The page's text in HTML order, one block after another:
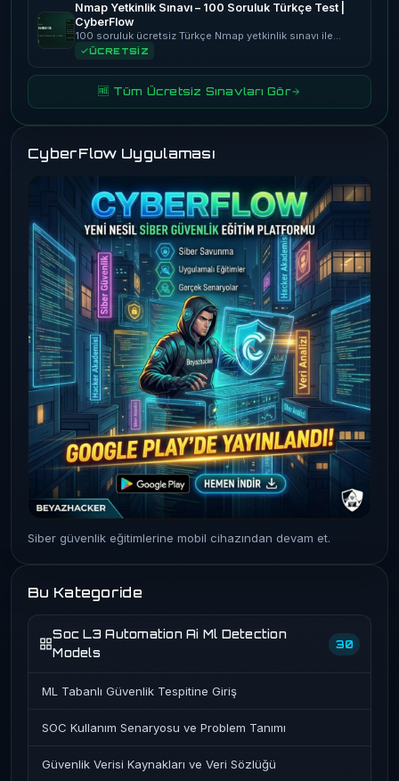
Nmap Yetkinlik Sınavı – 100 Soruluk Türkçe Test |
CyberFlow
100 soruluk ücretsiz Türkçe Nmap yetkinlik sınavı ile…
ÜCRETSİZ
🆓 Tüm Ücretsiz Sınavları Gör
CyberFlow Uygulaması
Siber güvenlik eğitimlerine mobil cihazından devam et.
Bu Kategoride
Soc L3 Automation Ai Ml Detection
Models
30
ML Tabanlı Güvenlik Tespitine Giriş
SOC Kullanım Senaryosu ve Problem Tanımı
Güvenlik Verisi Kaynakları ve Veri Sözlüğü